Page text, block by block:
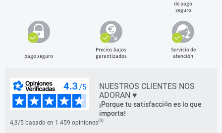
de pago
seguro
pago seguro
Precios bajos
garantizados
Servicio de
atención
NUESTROS CLIENTES NOS
ADORAN ♥
¡Porque tu satisfacción es lo que
importa!
4,3/5 basado en 1 459 opiniones(3)